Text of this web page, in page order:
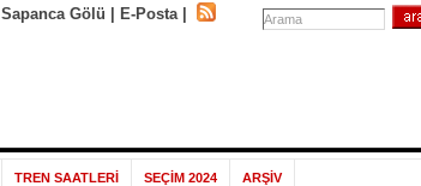
Sapanca Gölü E-Posta|
TREN SAATLERİ SEÇİM 2024 ARŞİV